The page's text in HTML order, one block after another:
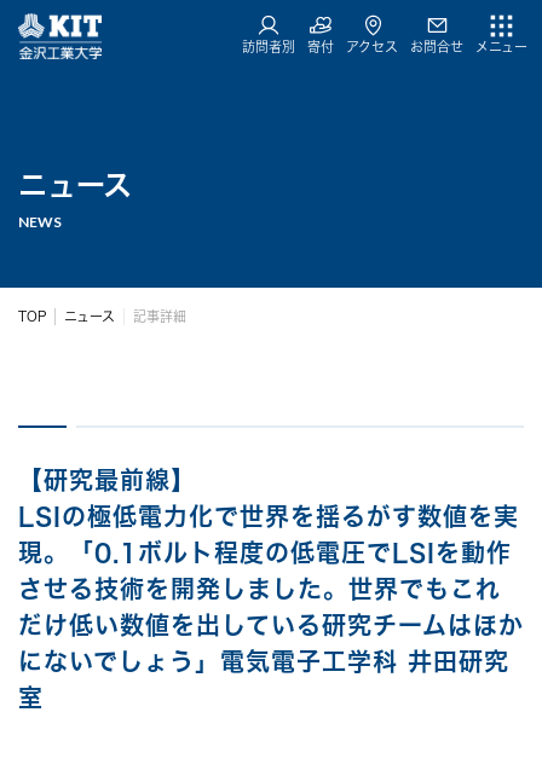
訪問者別 寄付 アクセス お問合せ メニュー
ニュース
NEWS
TOP ニュース 記事詳細
【研究最前線】
LSIの極低電力化で世界を揺るがす数値を実
現。「0.1ボルト程度の低電圧でLSIを動作
させる技術を開発しました。世界でもこれ
だけ低い数値を出している研究チームはほか
にないでしょう」電気電子工学科 井田研究
室